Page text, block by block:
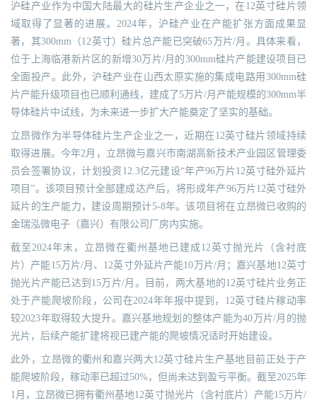
沪硅产业作为中国大陆最大的硅片生产企业之一，在12英寸硅片领
域取得了显著的进展。2024年，沪硅产业在产能扩张方面成果显
著，其300mm（12英寸）硅片总产能已突破65万片/月。具体来看，
位于上海临港新片区的新增30万片/月的300mm硅片产能建设项目已
全面投产。此外，沪硅产业在山西太原实施的集成电路用300mm硅
片产能升级项目也已顺利通线，建成了5万片/月产能规模的300mm半
导体硅片中试线，为未来进一步扩大产能奠定了坚实的基础。
立昂微作为半导体硅片生产企业之一，近期在12英寸硅片领域持续
取得进展。今年2月，立昂微与嘉兴市南湖高新技术产业园区管理委
员会签署协议，计划投资12.3亿元建设“年产96万片12英寸硅外延片
项目”。该项目预计全部建成达产后，将形成年产96万片12英寸硅外
延片的生产能力，建设周期预计5-8年。该项目将在立昂微已收购的
金瑞泓微电子（嘉兴）有限公司厂房内实施。
截至2024年末，立昂微在衢州基地已建成12英寸抛光片（含衬底
片）产能15万片/月、12英寸外延片产能10万片/月；嘉兴基地12英寸
抛光片产能已达到15万片/月。目前，两大基地的12英寸硅片业务正
处于产能爬坡阶段，公司在2024年年报中提到，12英寸硅片稼动率
较2023年取得较大提升。嘉兴基地规划的整体产能为40万片/月的抛
光片，后续产能扩建将视已建产能的爬坡情况适时开始建设。
此外，立昂微的衢州和嘉兴两大12英寸硅片生产基地目前正处于产
能爬坡阶段，稼动率已超过50%，但尚未达到盈亏平衡。截至2025年
1月，立昂微已拥有衢州基地12英寸抛光片（含衬底片）产能15万片/